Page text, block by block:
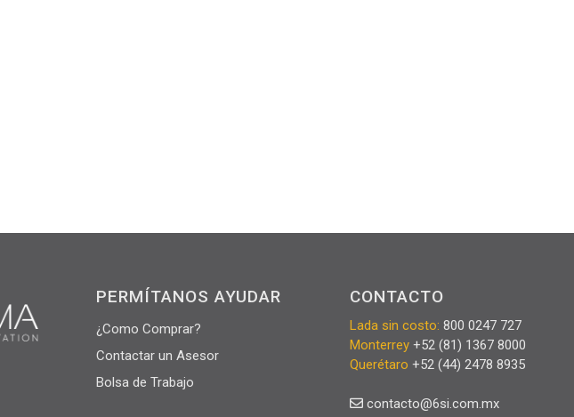
PERMÍTANOS AYUDAR
¿Como Comprar?
Contactar un Asesor
Bolsa de Trabajo
CONTACTO
Lada sin costo: 800 0247 727
Monterrey +52 (81) 1367 8000
Querétaro +52 (44) 2478 8935
contacto@6si.com.mx